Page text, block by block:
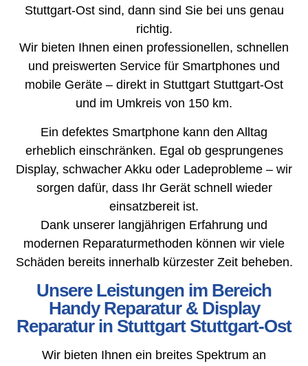
Stuttgart-Ost sind, dann sind Sie bei uns genau
richtig.
Wir bieten Ihnen einen professionellen, schnellen
und preiswerten Service für Smartphones und
mobile Geräte – direkt in Stuttgart Stuttgart-Ost
und im Umkreis von 150 km.
Ein defektes Smartphone kann den Alltag
erheblich einschränken. Egal ob gesprungenes
Display, schwacher Akku oder Ladeprobleme – wir
sorgen dafür, dass Ihr Gerät schnell wieder
einsatzbereit ist.
Dank unserer langjährigen Erfahrung und
modernen Reparaturmethoden können wir viele
Schäden bereits innerhalb kürzester Zeit beheben.
Unsere Leistungen im Bereich
Handy Reparatur & Display
Reparatur in Stuttgart Stuttgart-Ost
Wir bieten Ihnen ein breites Spektrum an